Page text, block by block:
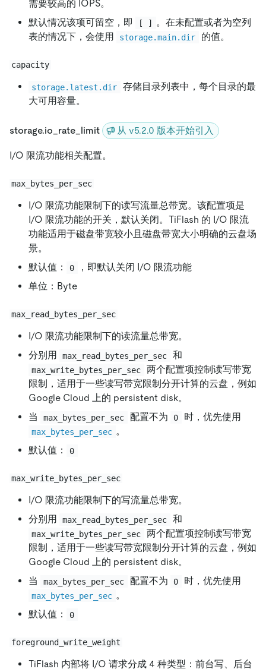
需要较高的 IOPS。
默认情况该项可留空，即
[ ] 。在未配置或者为空列
表的情况下，会使用
storage.main.dir 的值。
capacity
storage.latest.dir
存储目录列表中，每个目录的最
大可用容量。
storage.io_rate_limit 从 v5.2.0 版本开始引入
I/O 限流功能相关配置。
max_bytes_per_sec
I/O 限流功能限制下的读写流量总带宽。该配置项是
I/O 限流功能的开关，默认关闭。TiFlash 的 I/O 限流
功能适用于磁盘带宽较小且磁盘带宽大小明确的云盘场
景。
默认值：
0
，即默认关闭 I/O 限流功能
单位：Byte
max_read_bytes_per_sec
I/O 限流功能限制下的读流量总带宽。
分别用
max_read_bytes_per_sec 和
max_write_bytes_per_sec
两个配置项控制读写带宽
限制，适用于一些读写带宽限制分开计算的云盘，例如
Google Cloud 上的 persistent disk。
当
max_bytes_per_sec 配置不为 0 时，优先使用
max_bytes_per_sec 。
默认值：
0
max_write_bytes_per_sec
I/O 限流功能限制下的写流量总带宽。
分别用
max_read_bytes_per_sec 和
max_write_bytes_per_sec
两个配置项控制读写带宽
限制，适用于一些读写带宽限制分开计算的云盘，例如
Google Cloud 上的 persistent disk。
当
max_bytes_per_sec 配置不为 0 时，优先使用
max_bytes_per_sec 。
默认值：
0
foreground_write_weight
TiFlash 内部将 I/O 请求分成 4 种类型：前台写、后台